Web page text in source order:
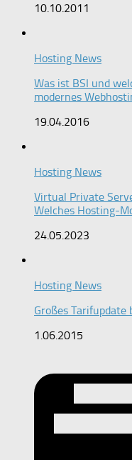
10.10.2011
Hosting News
Was ist BSI und
modernes
19.04.2016
Hosting News
Virtual Private
Welches Hosting-
24.05.2023
Hosting News
Großes
1.06.2015